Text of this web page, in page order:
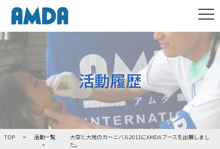
活動履歴
TOP 活動一覧
大空と大地のカーニバル2011にAMDAブースを出展しまし
た。